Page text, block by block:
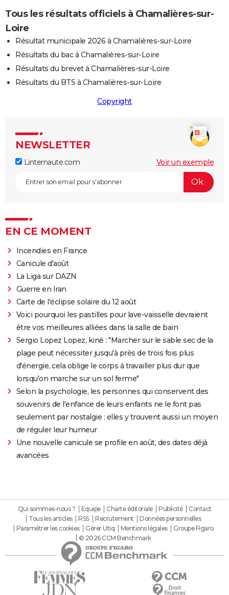
Tous les résultats officiels à Chamalières-sur-
Loire
Résultat municipale 2026 à Chamalières-sur-Loire
Résultats du bac à Chamalières-sur-Loire
Résultats du brevet à Chamalières-sur-Loire
Résultats du BTS à Chamalières-sur-Loire
Copyright
NEWSLETTER
Linternaute.com Voir un exemple
EN CE MOMENT
Incendies en France
Canicule d'août
La Liga sur DAZN
Guerre en Iran
Carte de l'éclipse solaire du 12 août
Voici pourquoi les pastilles pour lave-vaisselle devraient
être vos meilleures alliées dans la salle de bain
Sergio Lopez Lopez, kiné : "Marcher sur le sable sec de la
plage peut nécessiter jusqu'à près de trois fois plus
d'énergie, cela oblige le corps à travailler plus dur que
lorsqu'on marche sur un sol ferme"
Selon la psychologie, les personnes qui conservent des
souvenirs de l'enfance de leurs enfants ne le font pas
seulement par nostalgie : elles y trouvent aussi un moyen
de réguler leur humeur
Une nouvelle canicule se profile en août, des dates déjà
avancées
Qui sommes-nous ? Equipe Charte éditoriale Publicité
Contact
Tous les articles
RSS Recrutement
Données personnelles
Paramétrer les cookies
Gérer Utiq Mentions légales
Groupe Figaro
© 2026 CCM Benchmark